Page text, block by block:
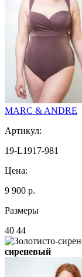
MARC & ANDRE
Артикул:
19-L1917-981
Цена:
9 900 р.
Размеры
40 44
сиреневый